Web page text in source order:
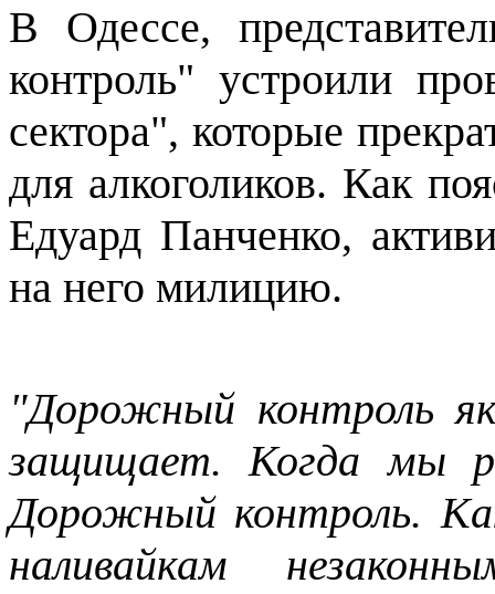
В Одессе,
контроль" устроили
сектора", которые
для алкоголиков. Как
Едуард Панченко,
на него милицию.
"Дорожный контроль
защищает. Когда мы
Дорожный контроль.
наливайкам